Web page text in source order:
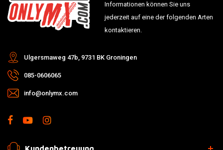
Informationen können Sie uns
jederzeit auf eine der folgenden Arten
kontaktieren.
Ulgersmaweg 47b, 9731 BK Groningen
085-0606065
info@onlymx.com